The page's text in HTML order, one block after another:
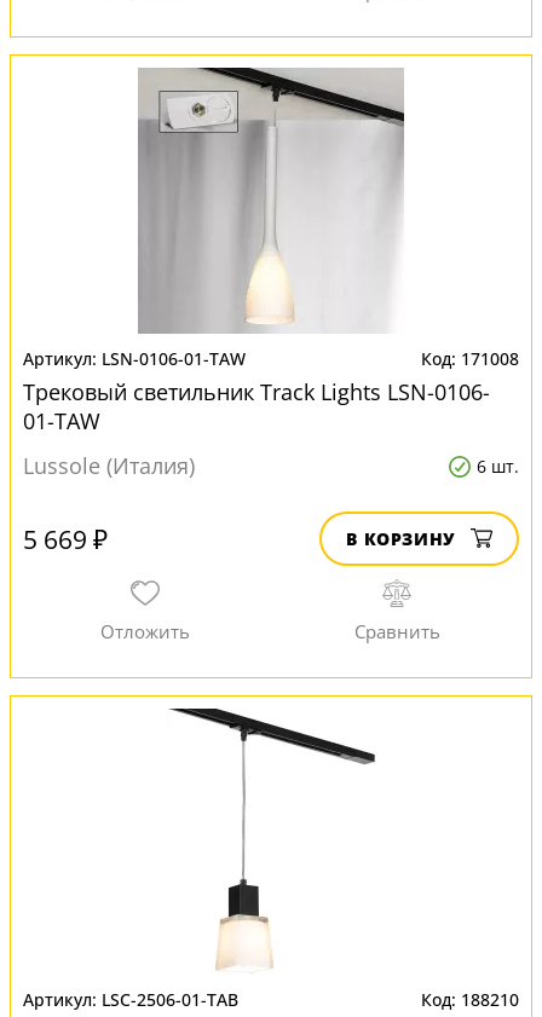
LSN-0106-01-TAW 171008
Трековый светильник Track Lights LSN-0106-
01-TAW
Lussole (Италия)
6 шт.
5 669 ₽ В КОРЗИНУ
LSC-2506-01-TAB 188210